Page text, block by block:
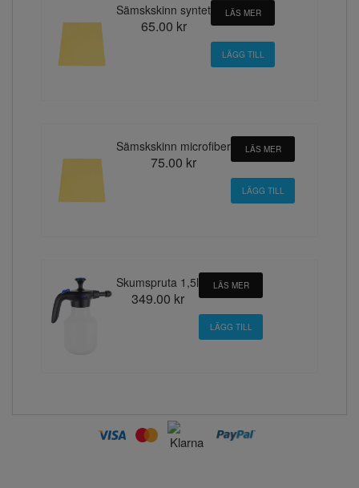
Sämskskinn syntet
65.00 kr
LÄS MER
Sämskskinn microfiber
75.00 kr
LÄS MER
Skumspruta 1,5l
349.00 kr
LÄS MER